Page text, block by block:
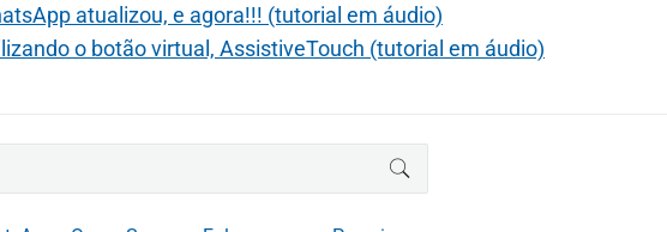
atualizou, e agora!!! (tutorial em áudio)
o botão virtual, AssistiveTouch (tutorial em áudio)
BUSCAR